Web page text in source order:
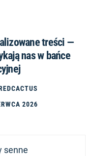
treści —
nas w bańce
2026
senne